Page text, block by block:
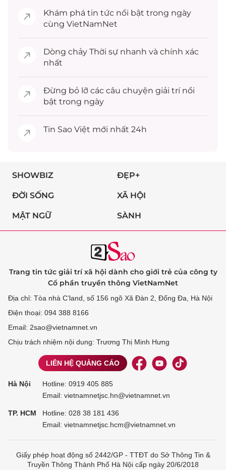
Khám phá tin tức nổi bật trong ngày
cùng VietNamNet
Dòng chảy Thời sự nhanh và chính xác
nhất
Đừng bỏ lỡ các câu chuyện giải trínổi
bật trong ngày
Tin Sao Việt mới nhất 24h
SHOWBIZ ĐẸP+
ĐỜI SỐNG XÃ HỘI
MẬT NGỮ SÀNH
Trang tin tức giải trí xã hội dành cho giới trẻ của công ty
Cổ phần truyền thông VietNamNet
Địa chỉ: Tòa nhà C’land, số 156 ngõ Xã Đàn 2, Đống Đa, Hà Nội
Điện thoại: 094 388 8166
Email: 2sao@vietnamnet.vn
Chịu trách nhiệm nội dung: Trương Thị Minh Hưng
LIÊN HỆ QUẢNG CÁO
Hà Nội Hotline: 0919 405 885
Email: vietnamnetjsc.hn@vietnamnet.vn
TP. HCM Hotline: 028 38 181 436
Email: vietnamnetjsc.hcm@vietnamnet.vn
Giấy phép hoạt động số 2442/GP - TTĐT do Sở Thông Tin &
Truyền Thông Thành Phố Hà Nội cấp ngày 20/6/2018